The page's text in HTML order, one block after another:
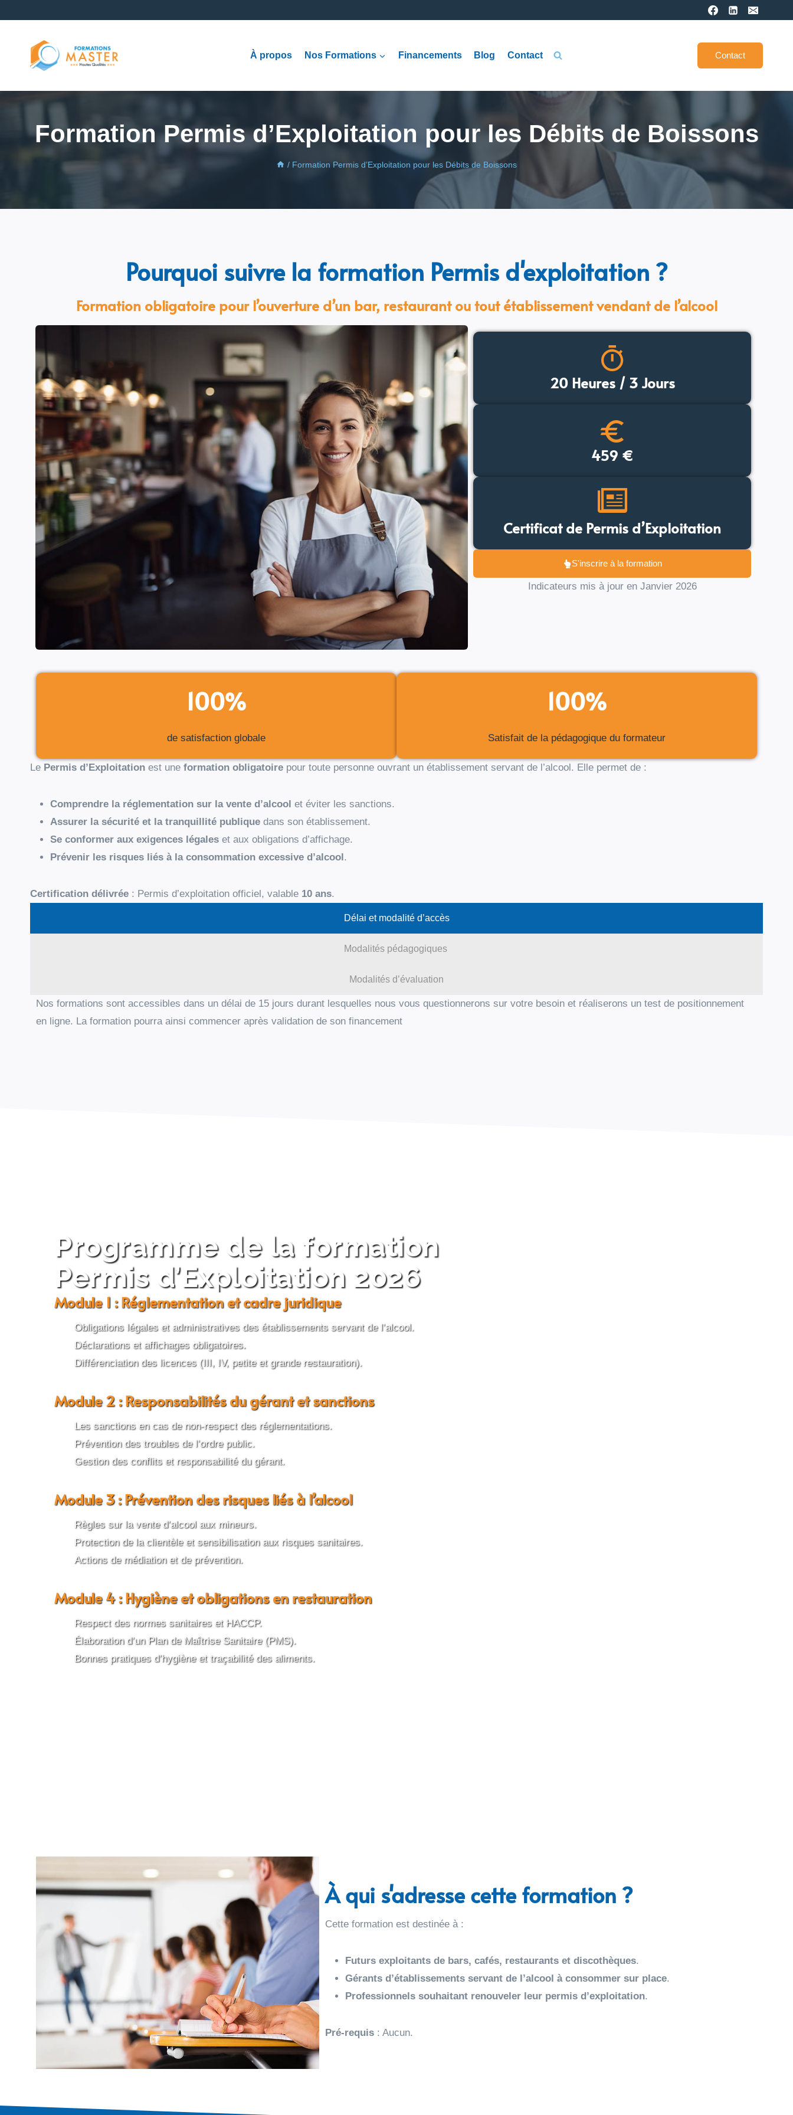
À propos Nos Formations Financements Blog Contact Contact
Formation Permis d’Exploitation pour les Débits de Boissons
/ Formation Permis d’Exploitation pour les Débits de Boissons
Pourquoi suivre la formation Permis d'exploitation ?
Formation obligatoire pour l’ouverture d’un bar, restaurant ou tout établissement vendant de l’alcool
20 Heures / 3 Jours
459 €
Certificat de Permis d’Exploitation
S'inscrire à la formation
Indicateurs mis à jour en Janvier 2026
100%
de satisfaction globale
100%
Satisfait de la pédagogique du formateur
Le Permis d’Exploitation est une formation obligatoire pour toute personne ouvrant un établissement servant de l’alcool. Elle permet de :
Comprendre la réglementation sur la vente d’alcool et éviter les sanctions.
Assurer la sécurité et la tranquillité publique dans son établissement.
Se conformer aux exigences légales et aux obligations d’affichage.
Prévenir les risques liés à la consommation excessive d’alcool.
Certification délivrée : Permis d’exploitation officiel, valable 10 ans.
Délai et modalité d’accès
Modalités pédagogiques
Modalités d’évaluation
Nos formations sont accessibles dans un délai de 15 jours durant lesquelles nous vous questionnerons sur votre besoin et réaliserons un test de positionnement
en ligne. La formation pourra ainsi commencer après validation de son financement
Programme de la formation
Permis d’Exploitation 2026
Module 1 : Réglementation et cadre juridique
Obligations légales et administratives des établissements servant de l’alcool.
Déclarations et affichages obligatoires.
Différenciation des licences (III, IV, petite et grande restauration).
Module 2 : Responsabilités du gérant et sanctions
Les sanctions en cas de non-respect des réglementations.
Prévention des troubles de l’ordre public.
Gestion des conflits et responsabilité du gérant.
Module 3 : Prévention des risques liés à l’alcool
Règles sur la vente d’alcool aux mineurs.
Protection de la clientèle et sensibilisation aux risques sanitaires.
Actions de médiation et de prévention.
Module 4 : Hygiène et obligations en restauration
Respect des normes sanitaires et HACCP.
Élaboration d’un Plan de Maîtrise Sanitaire (PMS).
Bonnes pratiques d’hygiène et traçabilité des aliments.
À qui s'adresse cette formation ?
Cette formation est destinée à :
Futurs exploitants de bars, cafés, restaurants et discothèques.
Gérants d’établissements servant de l’alcool à consommer sur place.
Professionnels souhaitant renouveler leur permis d’exploitation.
Pré-requis : Aucun.